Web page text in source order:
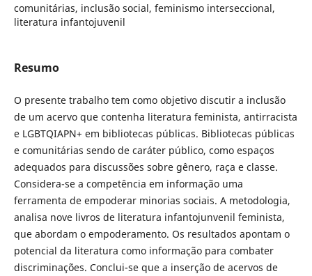
comunitárias, inclusão social, feminismo interseccional,
literatura infantojuvenil
Resumo
O presente trabalho tem como objetivo discutir a inclusão
de um acervo que contenha literatura feminista, antirracista
e LGBTQIAPN+ em bibliotecas públicas. Bibliotecas públicas
e comunitárias sendo de caráter público, como espaços
adequados para discussões sobre gênero, raça e classe.
Considera-se a competência em informação uma
ferramenta de empoderar minorias sociais. A metodologia,
analisa nove livros de literatura infantojunvenil feminista,
que abordam o empoderamento. Os resultados apontam o
potencial da literatura como informação para combater
discriminações. Conclui-se que a inserção de acervos de